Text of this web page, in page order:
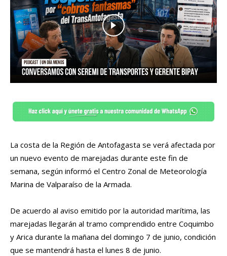
La costa de la Región de Antofagasta se verá afectada por
un nuevo evento de marejadas durante este fin de
semana, según informó el Centro Zonal de Meteorología
Marina de Valparaíso de la Armada.
De acuerdo al aviso emitido por la autoridad marítima, las
marejadas llegarán al tramo comprendido entre Coquimbo
y Arica durante la mañana del domingo 7 de junio, condición
que se mantendrá hasta el lunes 8 de junio.